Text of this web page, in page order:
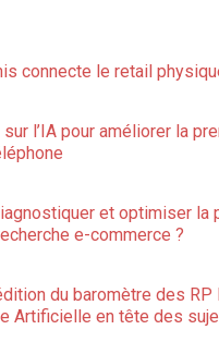
connecte le retail
l’IA pour améliorer la
et optimiser la
e-commerce ?
du baromètre des RP
Artificielle en tête des